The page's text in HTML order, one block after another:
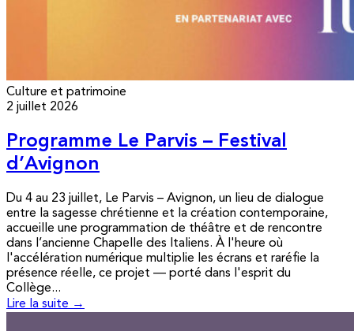
Culture et patrimoine
2 juillet 2026
Programme Le Parvis – Festival
d’Avignon
Du 4 au 23 juillet, Le Parvis – Avignon, un lieu de dialogue
entre la sagesse chrétienne et la création contemporaine,
accueille une programmation de théâtre et de rencontre
dans l’ancienne Chapelle des Italiens. À l'heure où
l'accélération numérique multiplie les écrans et raréfie la
présence réelle, ce projet — porté dans l'esprit du
Collège...
Lire la suite →